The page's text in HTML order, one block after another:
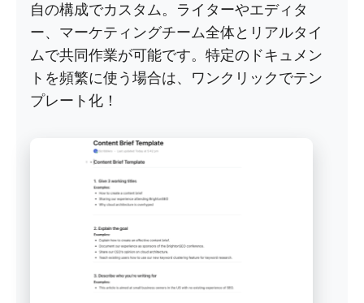
自の構成でカスタム。ライターやエディタ
ー、マーケティングチーム全体とリアルタイ
ムで共同作業が可能です。特定のドキュメン
トを頻繁に使う場合は、ワンクリックでテン
プレート化！